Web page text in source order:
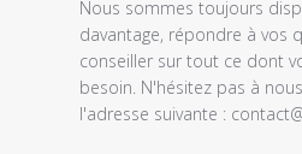
Nous sommes toujours
davantage, répondre à vos
conseiller sur tout ce dont
besoin. N'hésitez pas à
l'adresse suivante :